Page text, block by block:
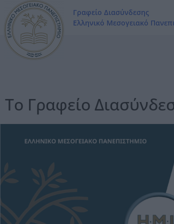
Γραφείο Διασύνδεσης
Ελληνικό Μεσογειακό
Το Γραφείο